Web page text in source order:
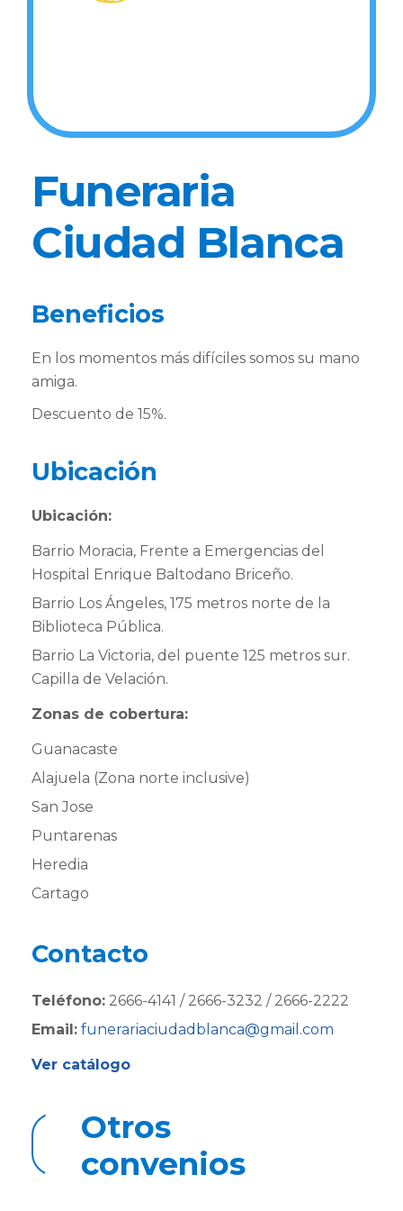
Funeraria
Ciudad Blanca
Beneficios
En los momentos más difíciles somos su mano
amiga.
Descuento de 15%.
Ubicación
Ubicación:
Barrio Moracia, Frente a Emergencias del
Hospital Enrique Baltodano Briceño.
Barrio Los Ángeles, 175 metros norte de la
Biblioteca Pública.
Barrio La Victoria, del puente 125 metros sur.
Capilla de Velación.
Zonas de cobertura:
Guanacaste
Alajuela (Zona norte inclusive)
San Jose
Puntarenas
Heredia
Cartago
Contacto
Teléfono: 2666-4141 / 2666-3232 / 2666-2222
Email: funerariaciudadblanca@gmail.com
Ver catálogo
Regresar a convenios
Otros
convenios